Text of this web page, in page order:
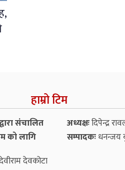
हाम्रो टिम
संचालित
को लागि
अध्यक्षःदिपेन्द्र
सम्पादकःधनन्‍जय
देवकोटा